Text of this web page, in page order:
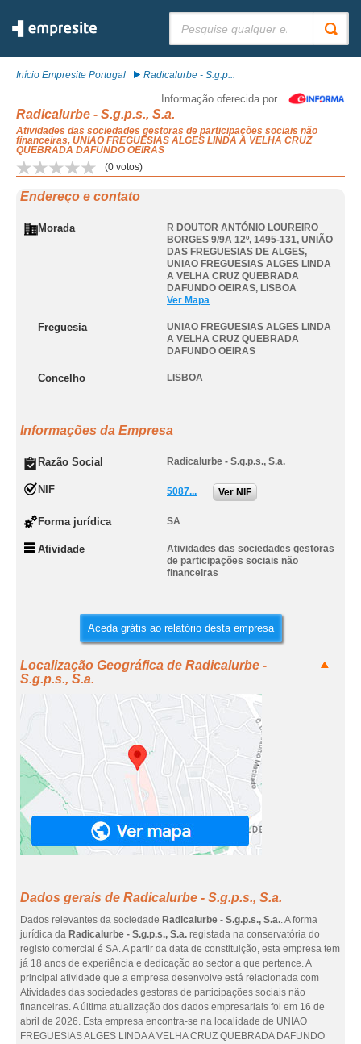
Início Empresite Portugal Radicalurbe - S.g.p...
Informação oferecida por
Radicalurbe - S.g.p.s., S.a.
Atividades das sociedades gestoras de participações sociais não
financeiras, UNIAO FREGUESIAS ALGES LINDA A VELHA CRUZ
QUEBRADA DAFUNDO OEIRAS
(0 votos)
Endereço e contato
Morada
R DOUTOR ANTÓNIO LOUREIRO
BORGES 9/9A 12º, 1495-131, UNIÃO
DAS FREGUESIAS DE ALGES,
UNIAO FREGUESIAS ALGES LINDA
A VELHA CRUZ QUEBRADA
DAFUNDO OEIRAS, LISBOA
Ver Mapa
Freguesia
UNIAO FREGUESIAS ALGES LINDA
A VELHA CRUZ QUEBRADA
DAFUNDO OEIRAS
Concelho LISBOA
Informações da Empresa
Razão Social Radicalurbe - S.g.p.s., S.a.
NIF 5087... Ver NIF
Forma jurídica SA
Atividade
Atividades das sociedades gestoras
de participações sociais não
financeiras
Aceda grátis ao relatório desta empresa
Localização Geográfica de Radicalurbe -
S.g.p.s., S.a.
Dados gerais de Radicalurbe - S.g.p.s., S.a.
Dados relevantes da sociedade Radicalurbe - S.g.p.s., S.a.. A forma
jurídica da Radicalurbe - S.g.p.s., S.a. registada na conservatória do
registo comercial é SA. A partir da data de constituição, esta empresa tem
já 18 anos de experiência e dedicação ao sector a que pertence. A
principal atividade que a empresa desenvolve está relacionada com
Atividades das sociedades gestoras de participações sociais não
financeiras. A última atualização dos dados empresariais foi em 16 de
abril de 2026. Esta empresa encontra-se na localidade de UNIAO
FREGUESIAS ALGES LINDA A VELHA CRUZ QUEBRADA DAFUNDO